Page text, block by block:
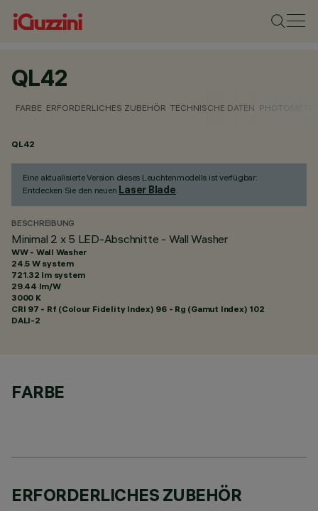
QL42
FARBE ERFORDERLICHES ZUBEHÖR TECHNISCHE DATEN
QL42
Eine aktualisierte Version dieses Leuchtenmodells ist verfügbar:
Entdecken Sie den neuen Laser Blade.
BESCHREIBUNG
Minimal 2 x 5 LED-Abschnitte - Wall Washer
WW - Wall Washer
24.5 W system
721.32 lm system
29.44 lm/W
3000 K
CRI 97 - Rf (Colour Fidelity Index) 96 - Rg (Gamut Index) 102
DALI-2
FARBE
ERFORDERLICHES ZUBEHÖR